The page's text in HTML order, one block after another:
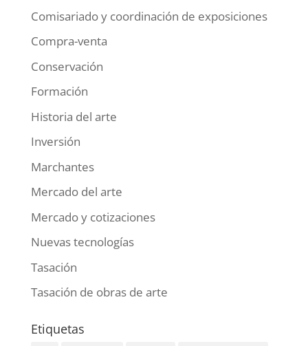
Comisariado y coordinación de exposiciones
Compra-venta
Conservación
Formación
Historia del arte
Inversión
Marchantes
Mercado del arte
Mercado y cotizaciones
Nuevas tecnologías
Tasación
Tasación de obras de arte
Etiquetas